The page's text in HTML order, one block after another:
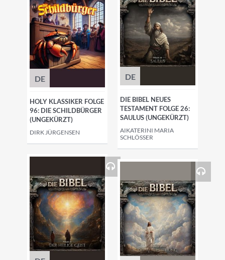
DE
HOLY KLASSIKER FOLGE
96: DIE SCHILDBÜRGER
(UNGEKÜRZT)
DIRK JÜRGENSEN
DE
DIE BIBEL NEUES
TESTAMENT FOLGE 26:
SAULUS (UNGEKÜRZT)
AIKATERINI MARIA
SCHLÖSSER